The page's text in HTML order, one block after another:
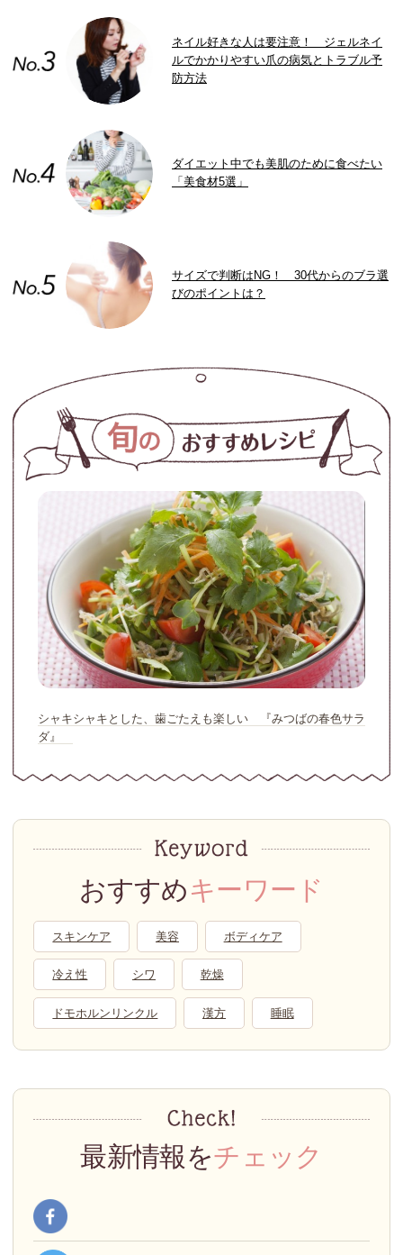
ネイル好きな人は要注意！ ジェルネイ
ルでかかりやすい爪の病気とトラブル予
防方法
ダイエット中でも美肌のために食べたい
「美食材5選」
サイズで判断はNG！ 30代からのブラ選
びのポイントは？
シャキシャキとした、歯ごたえも楽しい 『みつばの春色サラ
ダ』
おすすめキーワード
スキンケア 美容 ボディケア
冷え性 シワ 乾燥
ドモホルンリンクル 漢方 睡眠
最新情報をチェック